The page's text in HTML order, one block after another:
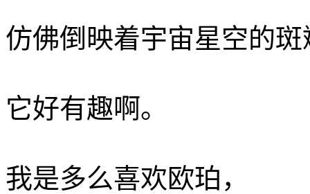
仿佛倒映着宇宙星空的
它好有趣啊。
我是多么喜欢欧珀，